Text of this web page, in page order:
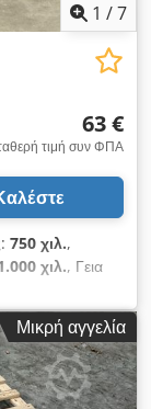
1 /7
63 €
τιμή συν ΦΠΑ
750 χιλ.,
χιλ., Γεια
Pack διάστασης
3280
Aphsa
Μικρή αγγελία